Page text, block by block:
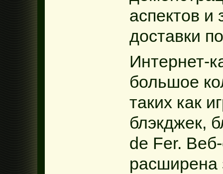
аспектов и
доставки
Интернет-
большое
таких как
блэкджек,
de Fer.
расширена